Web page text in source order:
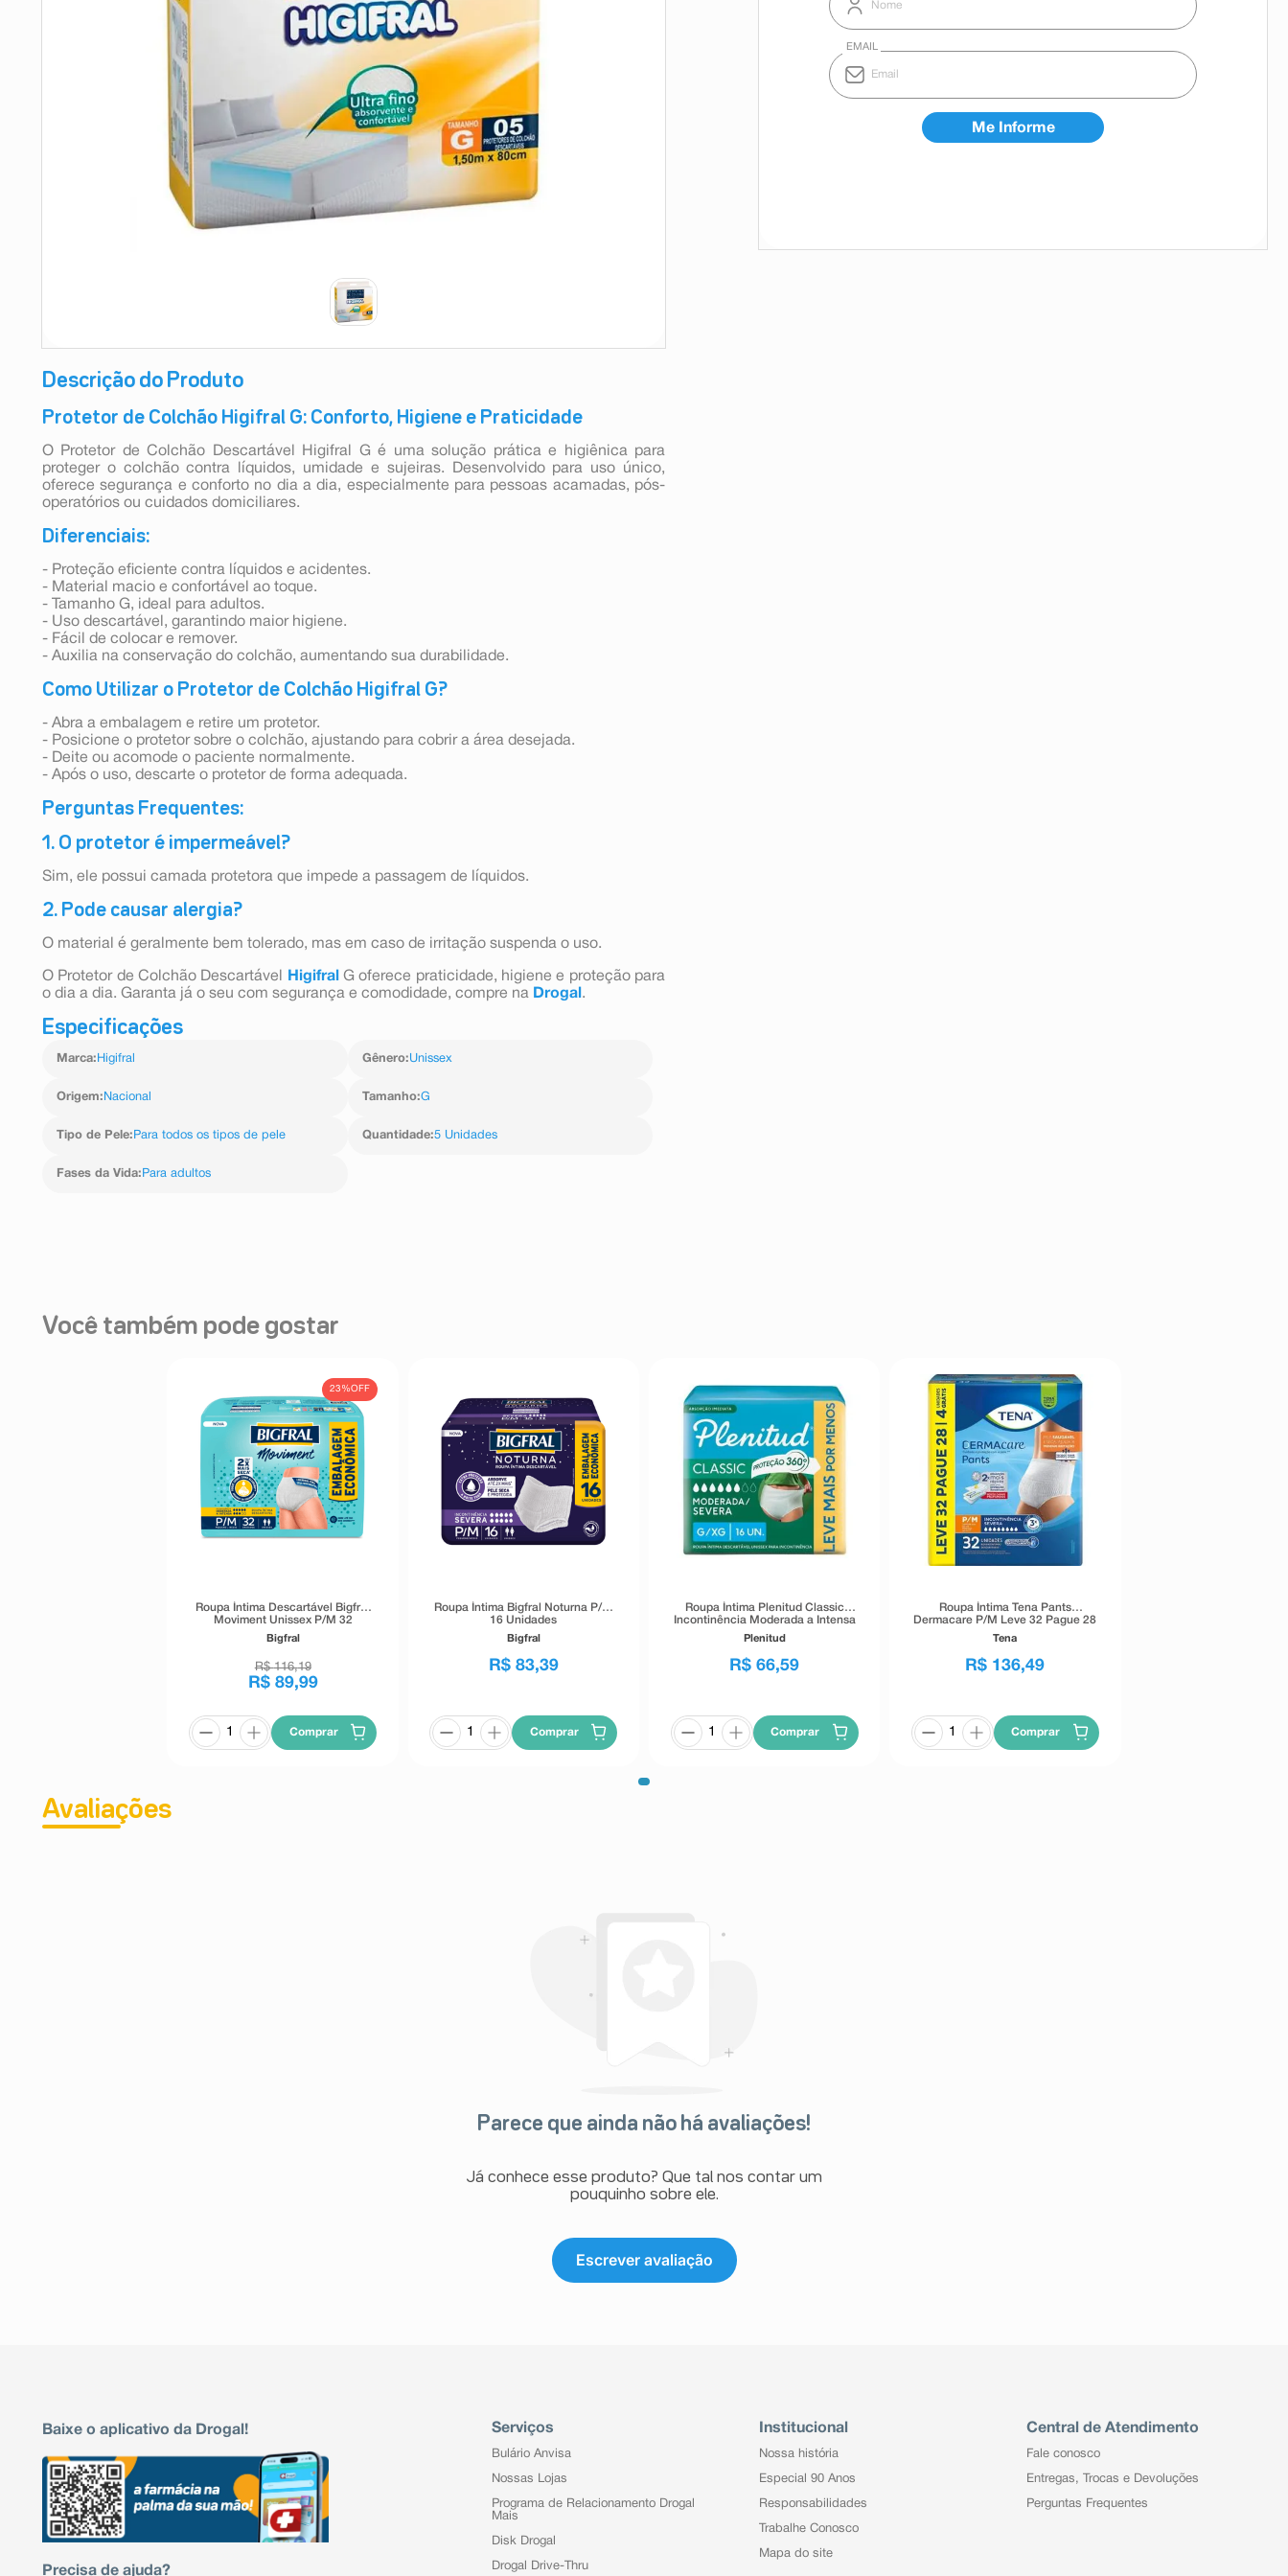
Descrição do Produto
Protetor de Colchão Higifral G: Conforto, Higiene e Praticidade
O Protetor de Colchão Descartável Higifral G é uma solução prática e higiênica para
proteger o colchão contra líquidos, umidade e sujeiras. Desenvolvido para uso único,
oferece segurança e conforto no dia a dia, especialmente para pessoas acamadas, pós-
operatórios ou cuidados domiciliares.
Diferenciais:
- Proteção eficiente contra líquidos e acidentes.
- Material macio e confortável ao toque.
- Tamanho G, ideal para adultos.
- Uso descartável, garantindo maior higiene.
- Fácil de colocar e remover.
- Auxilia na conservação do colchão, aumentando sua durabilidade.
Como Utilizar o Protetor de Colchão Higifral G?
- Abra a embalagem e retire um protetor.
- Posicione o protetor sobre o colchão, ajustando para cobrir a área desejada.
- Deite ou acomode o paciente normalmente.
- Após o uso, descarte o protetor de forma adequada.
Perguntas Frequentes:
1. O protetor é impermeável?
Sim, ele possui camada protetora que impede a passagem de líquidos.
2. Pode causar alergia?
O material é geralmente bem tolerado, mas em caso de irritação suspenda o uso.
O Protetor de Colchão Descartável Higifral G oferece praticidade, higiene e proteção para
o dia a dia. Garanta já o seu com segurança e comodidade, compre na Drogal .
Especificações
Marca: Higifral Gênero:Unissex
Origem: Nacional Tamanho:G
Tipo de Pele: Para todos os tipos de pele Quantidade:5 Unidades
Fases da Vida: Para adultos
Você também pode gostar
23%OFF
Roupa Íntima Descartável Bigfral
Moviment Unissex P/M 32
Unidades
Bigfral
R$ 116,19
R$ 89,99
Comprar
Roupa Íntima Bigfral Noturna P/M
16 Unidades
Bigfral
R$ 83,39
Comprar
Roupa Íntima Plenitud Classic
Incontinência Moderada a Intensa
G/XG 16 Unidades
Plenitud
R$ 66,59
Comprar
Roupa Íntima Tena Pants
Dermacare P/M Leve 32 Pague 28
Unidades
Tena
R$ 136,49
Comprar
Avaliações
Parece que ainda não há avaliações!
Já conhece esse produto? Que tal nos contar um
pouquinho sobre ele.
Escrever avaliação
Baixe o aplicativo da Drogal!
Precisa de ajuda?
Serviços
Bulário Anvisa
Nossas Lojas
Programa de Relacionamento Drogal
Mais
Disk Drogal
Drogal Drive-Thru
Institucional
Nossa história
Especial 90 Anos
Responsabilidades
Trabalhe Conosco
Mapa do site
Central de Atendimento
Fale conosco
Entregas, Trocas e Devoluções
Perguntas Frequentes
absorvente
shampoo